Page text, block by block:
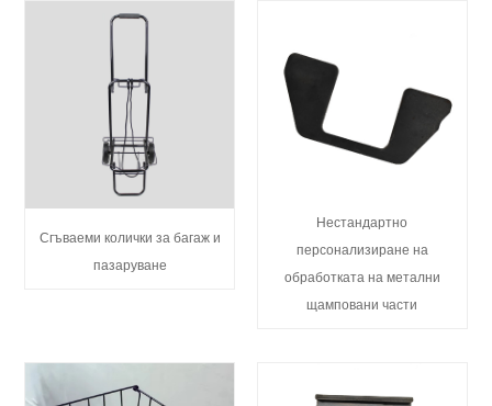
Сгъваеми колички за багаж и
пазаруване
Нестандартно
персонализиране на
обработката на метални
щамповани части